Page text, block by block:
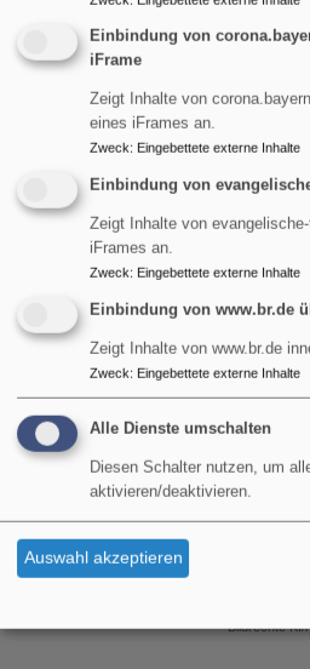
und preiset
Liturgische Farbe: Grün
Der nächste hohe kirchliche
04.10.2026 Erntedankfest
Zum Kalender
Wir feiern Jubiläum:
Bildrechte KI/
Einbindung von
iFrame
Zeigt Inhalte von
eines iFrames an.
Zweck: Eingebettete externe Inhalte
Einbindung von
Zeigt Inhalte von
iFrames an.
Zweck: Eingebettete externe Inhalte
Einbindung von www.br.de
Zeigt Inhalte von www.br.de
Zweck: Eingebettete externe Inhalte
Alle Dienste umschalten
Diesen Schalter nutzen, um
aktivieren/deaktivieren.
Auswahl akzeptieren